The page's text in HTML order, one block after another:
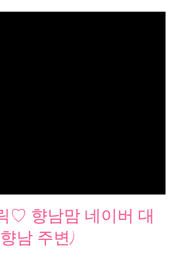
♡ 향남맘 네이버 대
남 주변)